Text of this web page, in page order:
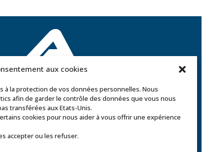
aux cookies
à la protection de vos données personnelles. Nous
afin de garder le contrôle des données que vous nous
transférées aux Etats-Unis.
cookies pour nous aider à vous offrir une expérience
accepter ou les refuser.
de Vinci – 91220 Le Plessis Pâté
Tél. : 01 60 85 64 62
commercial@accor-solutions.com
Contactez-nous